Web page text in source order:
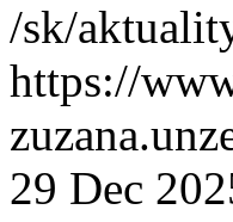
/sk/
https://
29 Dec